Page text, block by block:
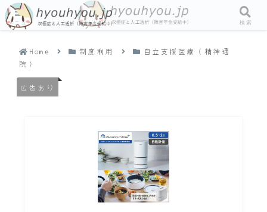
Home 制度利用
自立支援医療（精神通
院）
広告あり
メニュー 検索